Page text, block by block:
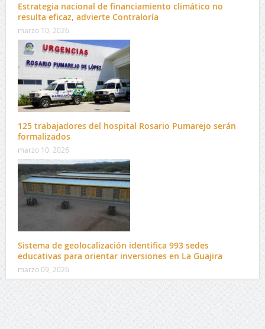
Estrategia nacional de financiamiento climático no
resulta eficaz, advierte Contraloría
marzo 10, 2026
125 trabajadores del hospital Rosario Pumarejo serán
formalizados
marzo 10, 2026
Sistema de geolocalización identifica 993 sedes
educativas para orientar inversiones en La Guajira
marzo 09, 2026